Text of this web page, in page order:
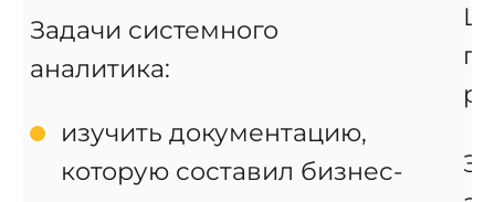
Задачи системного
аналитика:
изучить документацию,
которую составил бизнес-